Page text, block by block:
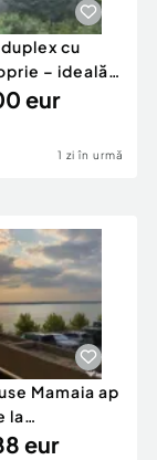
cu
– ideală
eur
1 zi în urmă
Mamaia ap
la
Mega
eur